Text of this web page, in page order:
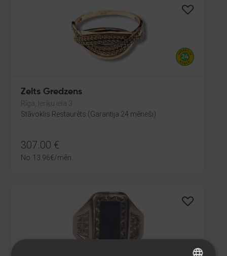
Zelts Gredzens
Rīga, Ieriķu iela 3
Stāvoklis Restaurēts (Garantija 24 mēneši)
307.00 €
No 13.96€/mēn.